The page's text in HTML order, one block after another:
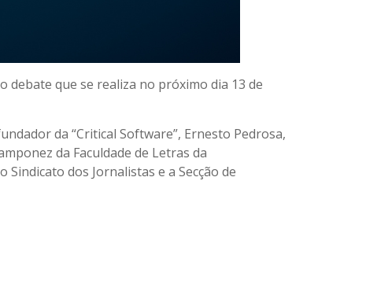
debate que se realiza no próximo dia 13 de
da “Critical Software”, Ernesto Pedrosa,
da Faculdade de Letras da
dos Jornalistas e a Secção de